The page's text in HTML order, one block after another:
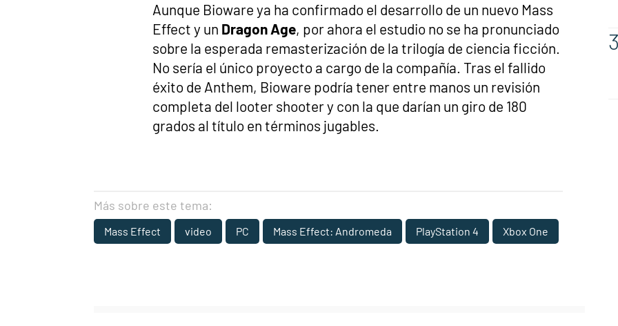
Aunque Bioware ya ha confirmado el desarrollo de un nuevo Mass
Effect y un Dragon Age, por ahora el estudio no se ha pronunciado
sobre la esperada remasterización de la trilogía de ciencia ficción.
No sería el único proyecto a cargo de la compañía. Tras el fallido
éxito de Anthem, Bioware podría tener entre manos un revisión
completa del looter shooter y con la que darían un giro de 180
grados al título en términos jugables.
Más sobre este tema:
Mass Effect video PC Mass Effect: Andromeda PlayStation 4 Xbox One